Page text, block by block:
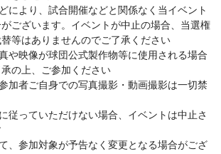
により、試合開催などと関係なく当イベント
ございます。イベントが中止の場合、当選権
等はありませんのでご了承ください
や映像が球団公式製作物等に使用される場合
の上、ご参加ください
加者ご自身での写真撮影・動画撮影は一切禁
従っていただけない場合、イベントは中止さ
、参加対象が予告なく変更となる場合がござ